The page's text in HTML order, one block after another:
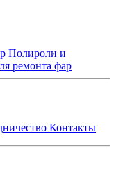
Полироли и
ремонта фар
Контакты